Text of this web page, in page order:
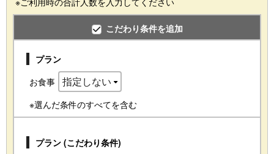
こだわり条件を追加
プラン
お食事
※選んだ条件のすべてを含む
プラン (こだわり条件)